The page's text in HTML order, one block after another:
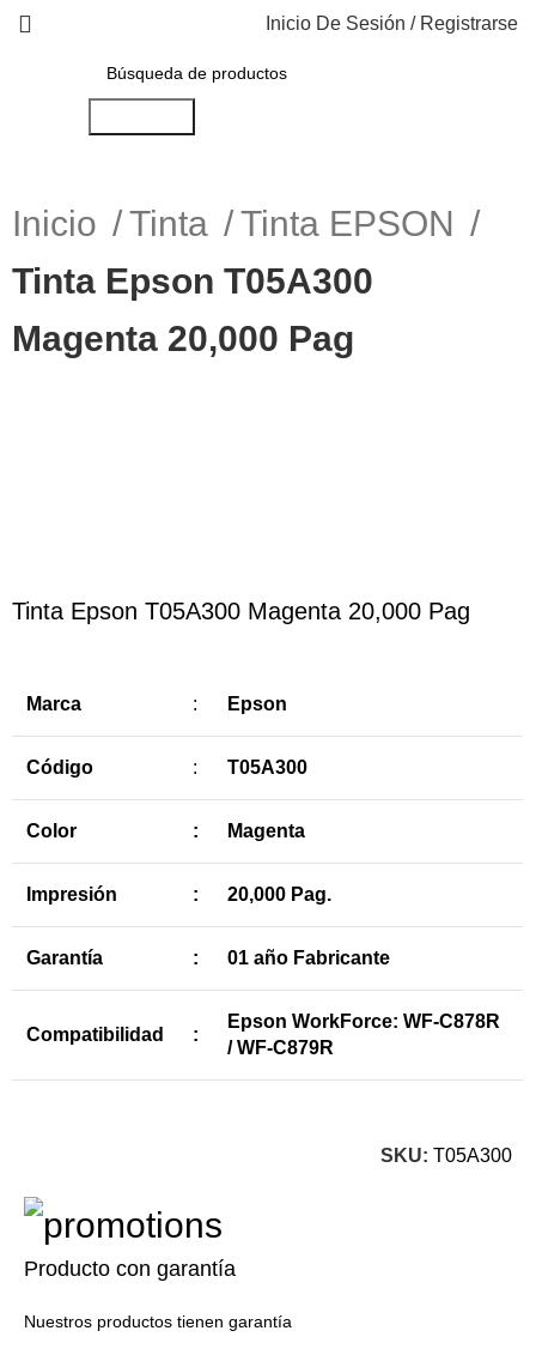
Inicio De Sesión / Registrarse
Inicio Tinta
Tinta EPSON
Tinta Epson T05A300
Magenta 20,000 Pag
Tinta Epson T05A300 Magenta 20,000 Pag
Marca : Epson
Código : T05A300
Color : Magenta
Impresión : 20,000 Pag.
Garantía : 01 año Fabricante
Compatibilidad :
Epson WorkForce: WF-C878R
/ WF-C879R
SKU: T05A300
Producto con garantía
Nuestros productos tienen garantía